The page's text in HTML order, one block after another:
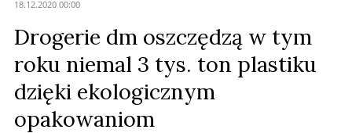
18.12.2020 00:00
Drogerie dm oszczędzą w tym
roku niemal 3 tys. ton plastiku
dzięki ekologicznym
opakowaniom